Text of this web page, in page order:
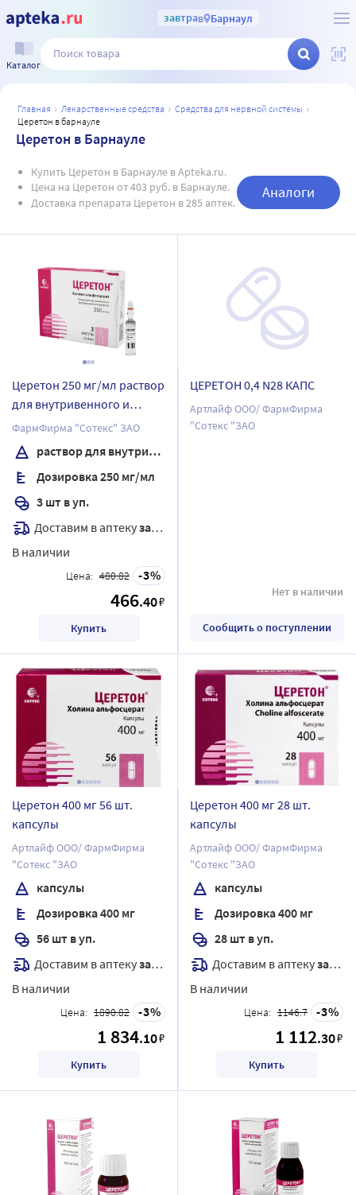
завтрав Барнаул
Каталог
главная лекарственные средства
средства для нервной системы
церетон в барнауле
Церетон в Барнауле
Купить Церетон в Барнауле в Apteka.ru.
Цена на Церетон от 403 руб. в Барнауле.
Доставка препарата Церетон в 285 аптек.
Аналоги
Церетон 250 мг/мл раствор
для внутривенного и
внутримышечного
введения 4 мл ампулы 3
шт.
ФармФирма "Сотекс" ЗАО
раствор для внутривенного и внутримышечного введения
Дозировка 250 мг/мл
3 шт в уп.
Доставим в аптекузавтра
В наличии
Цена: 480.82 3
466.40₽
Купить
ЦЕРЕТОН 0,4 N28 КАПС
Артлайф ООО/ ФармФирма
"Сотекс "ЗАО
Нет в наличии
Сообщить о поступлении
Церетон 400 мг 56 шт.
капсулы
Артлайф ООО/ ФармФирма
"Сотекс "ЗАО
капсулы
Дозировка 400 мг
56 шт в уп.
Доставим в аптекузавтра
В наличии
Цена: 1890.82 3
1 834.10₽
Купить
Церетон 400 мг 28 шт.
капсулы
Артлайф ООО/ ФармФирма
"Сотекс "ЗАО
капсулы
Дозировка 400 мг
28 шт в уп.
Доставим в аптекузавтра
В наличии
Цена: 1146.7 3
1 112.30₽
Купить